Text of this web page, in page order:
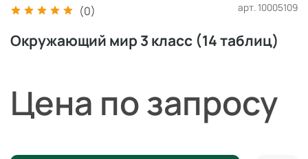
(0) арт. 10005109
Окружающий мир 3 класс (14 таблиц)
Цена по запросу